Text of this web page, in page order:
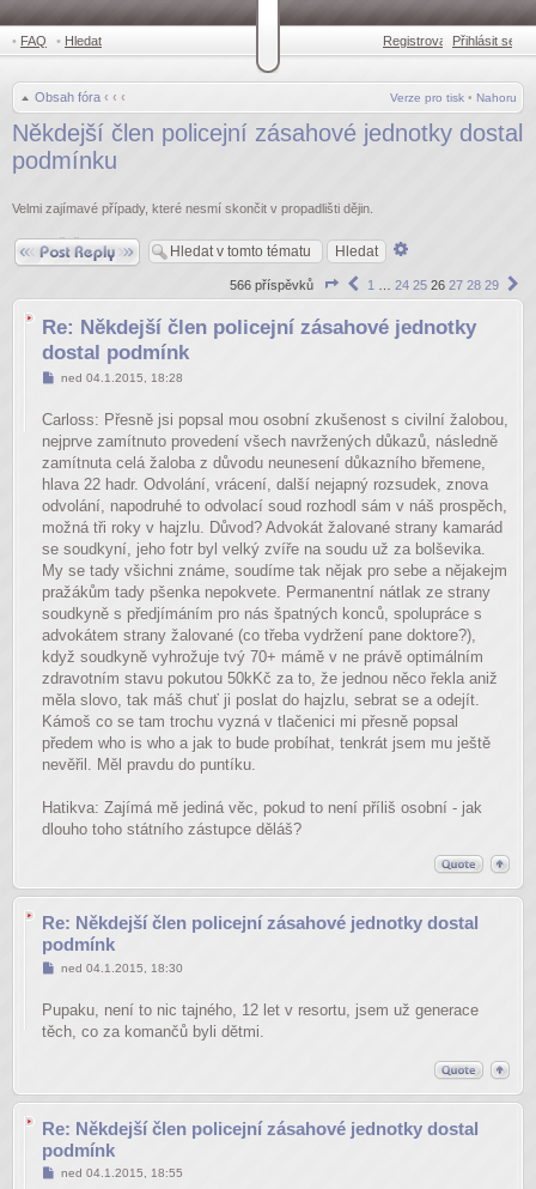
• FAQ • Hledat Registrovat •Přihlásit se
Obsah fóra ‹ ‹ ‹ Nahoru
Verze pro tisk •
Někdejší člen policejní zásahové jednotky dostal
podmínku
Velmi zajímavé případy, které nesmí skončit v propadlišti dějin.
Odpovědět
566 příspěvků Stránka
29
Předchozí
1 24 25 26 27 28 29
Re: Někdejší člen policejní zásahové jednotky
dostal podmínk
Příspěvek
ned 04.1.2015, 18:28
Carloss: Přesně jsi popsal mou osobní zkušenost s civilní žalobou,
nejprve zamítnuto provedení všech navržených důkazů, následně
zamítnuta celá žaloba z důvodu neunesení důkazního břemene,
hlava 22 hadr. Odvolání, vrácení, další nejapný rozsudek, znova
odvolání, napodruhé to odvolací soud rozhodl sám v náš prospěch,
možná tři roky v hajzlu. Důvod? Advokát žalované strany kamarád
se soudkyní, jeho fotr byl velký zvíře na soudu už za bolševika.
My se tady všichni známe, soudíme tak nějak pro sebe a nějakejm
pražákům tady pšenka nepokvete. Permanentní nátlak ze strany
soudkyně s předjímáním pro nás špatných konců, spolupráce s
advokátem strany žalované (co třeba vydržení pane doktore?),
když soudkyně vyhrožuje tvý 70+ mámě v ne právě optimálním
zdravotním stavu pokutou 50kKč za to, že jednou něco řekla aniž
měla slovo, tak máš chuť ji poslat do hajzlu, sebrat se a odejít.
Kámoš co se tam trochu vyzná v tlačenici mi přesně popsal
předem who is who a jak to bude probíhat, tenkrát jsem mu ještě
nevěřil. Měl pravdu do puntíku.
Hatikva: Zajímá mě jediná věc, pokud to není příliš osobní - jak
dlouho toho státního zástupce děláš?
Re: Někdejší člen policejní zásahové jednotky dostal
podmínk
Příspěvek
ned 04.1.2015, 18:30
Pupaku, není to nic tajného, 12 let v resortu, jsem už generace
těch, co za komančů byli dětmi.
Re: Někdejší člen policejní zásahové jednotky dostal
podmínk
Příspěvek
ned 04.1.2015, 18:55